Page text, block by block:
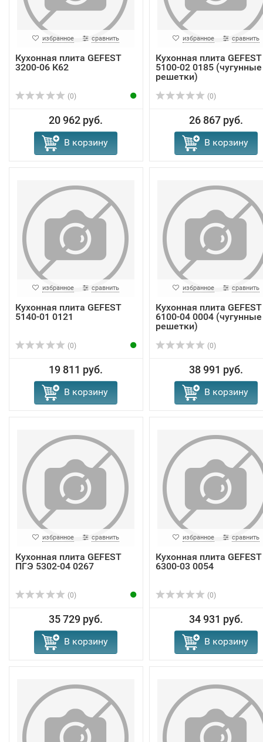
избранное сравнить
Кухонная плита GEFEST
3200-06 К62
(0)
20 962 руб.
В корзину
избранное сравнить
Кухонная плита GEFEST
5100-02 0185 (чугунные
решетки)
(0)
26 867 руб.
В корзину
избранное сравнить
Кухонная плита GEFEST
5140-01 0121
(0)
19 811 руб.
В корзину
избранное сравнить
Кухонная плита GEFEST
6100-04 0004 (чугунные
решетки)
(0)
38 991 руб.
В корзину
избранное сравнить
Кухонная плита GEFEST
ПГЭ 5302-04 0267
(0)
35 729 руб.
В корзину
избранное сравнить
Кухонная плита GEFEST
6300-03 0054
(0)
34 931 руб.
В корзину